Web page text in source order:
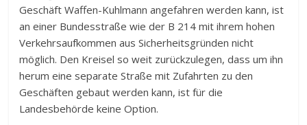
Geschäft Waffen-Kuhlmann angefahren werden kann, ist
an einer Bundesstraße wie der B 214 mit ihrem hohen
Verkehrsaufkommen aus Sicherheitsgründen nicht
möglich. Den Kreisel so weit zurückzulegen, dass um ihn
herum eine separate Straße mit Zufahrten zu den
Geschäften gebaut werden kann, ist für die
Landesbehörde keine Option.